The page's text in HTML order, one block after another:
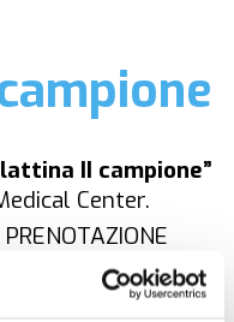
II campione”
Center.